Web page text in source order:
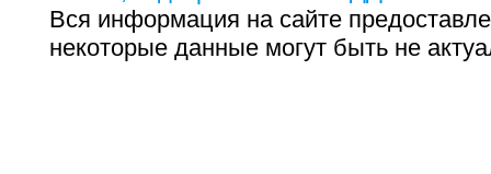
Вся информация на сайте
некоторые данные могут быть не